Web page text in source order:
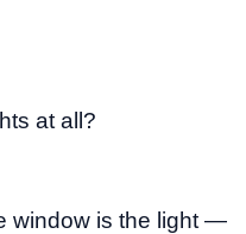
at all?
window is the light —